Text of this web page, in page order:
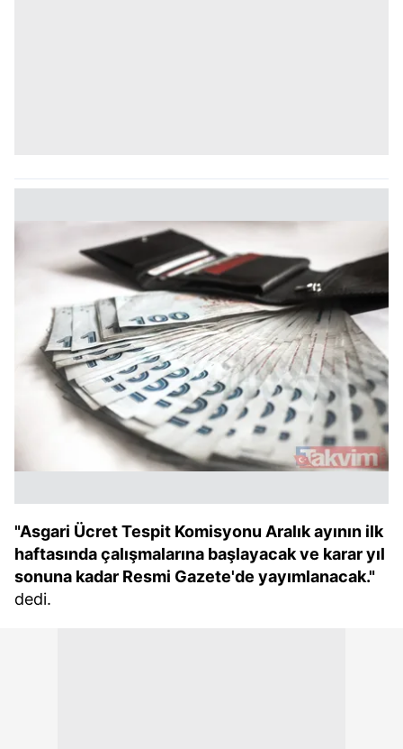
"Asgari Ücret Tespit Komisyonu Aralık ayının ilk
haftasında çalışmalarına başlayacak ve karar yıl
sonuna kadar Resmi Gazete'de yayımlanacak."
dedi.